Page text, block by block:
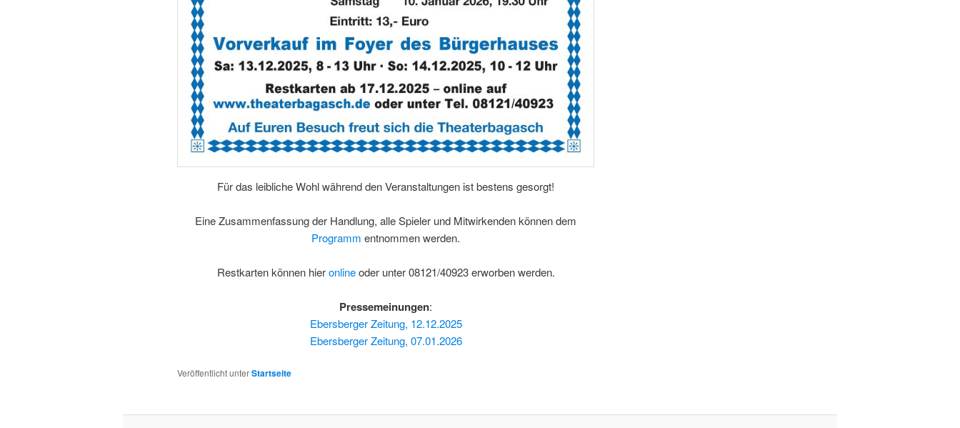
Für das leibliche Wohl während den Veranstaltungen ist bestens gesorgt!
Eine Zusammenfassung der Handlung, alle Spieler und Mitwirkenden können dem
Programm entnommen werden.
Restkarten können hieronlineoder unter 08121/40923 erworben werden.
Pressemeinungen:
Ebersberger Zeitung, 12.12.2025
Ebersberger Zeitung, 07.01.2026
Veröffentlicht unterStartseite